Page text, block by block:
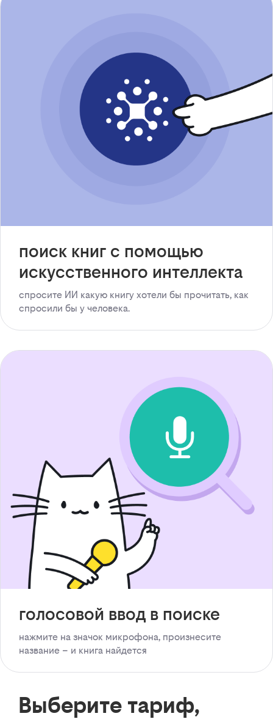
поиск книг с помощью
искусственного интеллекта
спросите ИИ какую книгу хотели бы прочитать, как
спросили бы у человека.
голосовой ввод в поиске
нажмите на значок микрофона, произнесите
название – и книга найдется
Выберите тариф,